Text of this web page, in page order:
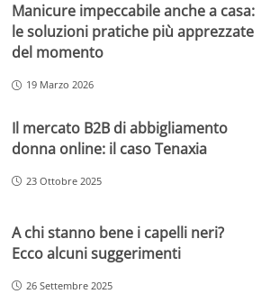
Manicure impeccabile anche a casa:
le soluzioni pratiche più apprezzate
del momento
19 Marzo 2026
Il mercato B2B di abbigliamento
donna online: il caso Tenaxia
23 Ottobre 2025
A chi stanno bene i capelli neri?
Ecco alcuni suggerimenti
26 Settembre 2025